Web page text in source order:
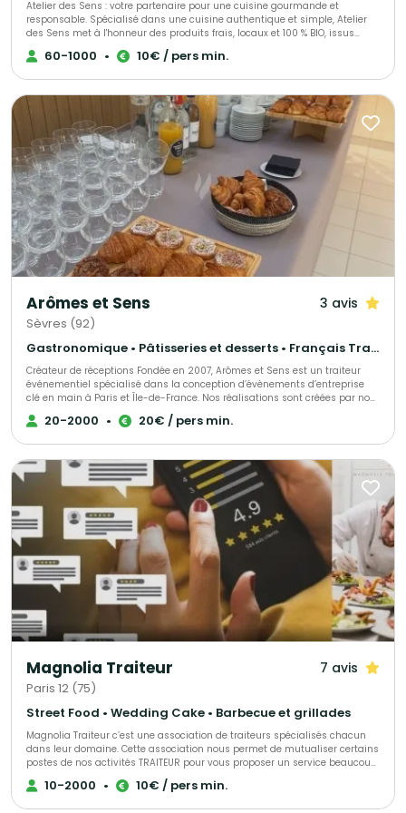
Atelier des Sens : votre partenaire pour une cuisine gourmande et
responsable. Spécialisé dans une cuisine authentique et simple, Atelier
des Sens met à l'honneur des produits frais, locaux et 100 % BIO, issus
d’une sélection rigoureuse pour les fruits, légumes et produits laitiers.
Découvrez des plats gastronomiques qui éveillent vos papilles tout en
engagement inclut une politique stricte de tri des déchets et de lutte
contre le gaspillage, un programme social de réinsertion professionnelle
dans notre laboratoire, ainsi qu’une démarche environnementale
ambitieuse à travers la réimplantation d'arbres pour compenser notre
empreinte carbone. Nous proposons une expérience culinaire sur-mesure
pour tous vos événements : réceptions, anniversaires, mariages ou
événements d’entreprise. Cocktails, repas assis, buffets… notre équipe de
professionnels saura sublimer chaque instant. Notre équipe comprend un
chef passionné par la gastronomie française, un chef pâtissier créatif, un
expert en production, une caviste renommée et une cheffe de projet
dédiée, prête à vous accompagner à chaque étape de votre événement.
Atelier des Sens, un allié en cuisine pour des célébrations inoubliables.
60-1000 • 10€ / pers min.
Arômes et Sens 3 avis
Sèvres (92)
Gastronomique • Pâtisseries et desserts • Français Traditionnel
Créateur de réceptions Fondée en 2007, Arômes et Sens est un traiteur
événementiel spécialisé dans la conception d’évènements d’entreprise
clé en main à Paris et Île-de-France. Nos réalisations sont créées par nos
Chefs et exclusivement conçues dans nos ateliers à Sèvres, avec de
produits frais. La sélection rigoureuse de nos produits nous permet de
et à la décoration afin de créer une harmonie avec les mets et les vins
proposés. Nous privilégions la sobriété et l’élégance dans la présentation
de nos buffets. Les valeurs qui animent nos équipes sont l’écoute, la
réactivité dans le conseil ou l’accompagnement de votre projet, le goût du
travail bien fait et l’exigence du service rendu. Bienvenue chez Arômes &
Sens ! Pierre LIGNON Fondateur
20-2000 • 20€ / pers min.
Magnolia Traiteur 7 avis
Paris 12 (75)
Street Food • Wedding Cake • Barbecue et grillades
Magnolia Traiteur c’est une association de traiteurs spécialisés chacun
dans leur domaine. Cette association nous permet de mutualiser certains
postes de nos activités TRAITEUR pour vous proposer un service beaucoup
plus performant à tous les niveaux, LES AVANTAGES pour mieux vous
servir : - Un standard commun pour une réponse immédiate à vos10-2000 • 10€ / pers min.